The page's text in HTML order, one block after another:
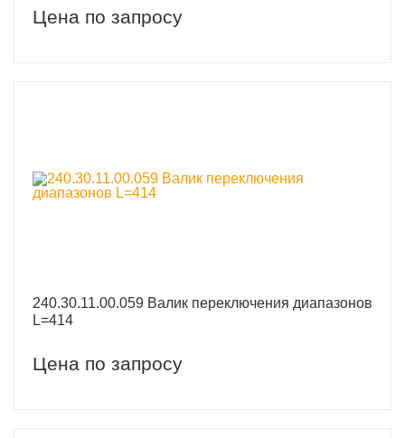
Цена по запросу
240.30.11.00.059 Валик переключения диапазонов
L=414
Цена по запросу